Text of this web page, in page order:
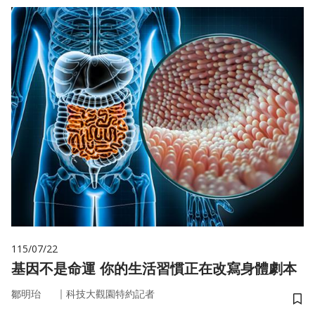
115/07/22
基因不是命運 你的生活習慣正在改寫身體劇本
鄒明珆 ｜ 科技大觀園特約記者
儲